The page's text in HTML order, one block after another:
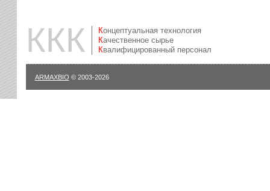
ККК
Концептуальная технология
Качественное сырье
Квалифицированный персонал
ARMAXBIO © 2003-2026